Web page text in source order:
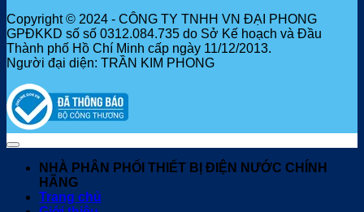
Copyright © 2024 - CÔNG TY TNHH VN ĐẠI PHONG
GPĐKKD số số 0312.084.735 do Sở Kế hoạch và Đầu
Thành phố Hồ Chí Minh cấp ngày 11/12/2013.
Người đại diện: TRẦN KIM PHONG
NHÀ PHÂN PHỐI THIẾT BỊ ĐIỆN NƯỚC CHÍNH
HÃNG
Trang chủ